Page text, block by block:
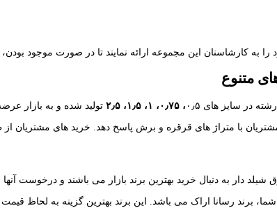
کارشاسنان این مجموعه ارائه نمایند تا در صورت موجود بودن،
متنوع
، ، ، ، تولید شده و به بازار
با متراژ های قرقره و برش پاسخ دهد. خرید های مشتریان
شیلد دار به دنبال خرید بهترین برند بازار می باشند و درخوست
شما، برند رسانا اراک می باشد. این برند بهترین گزینه به لحاظ